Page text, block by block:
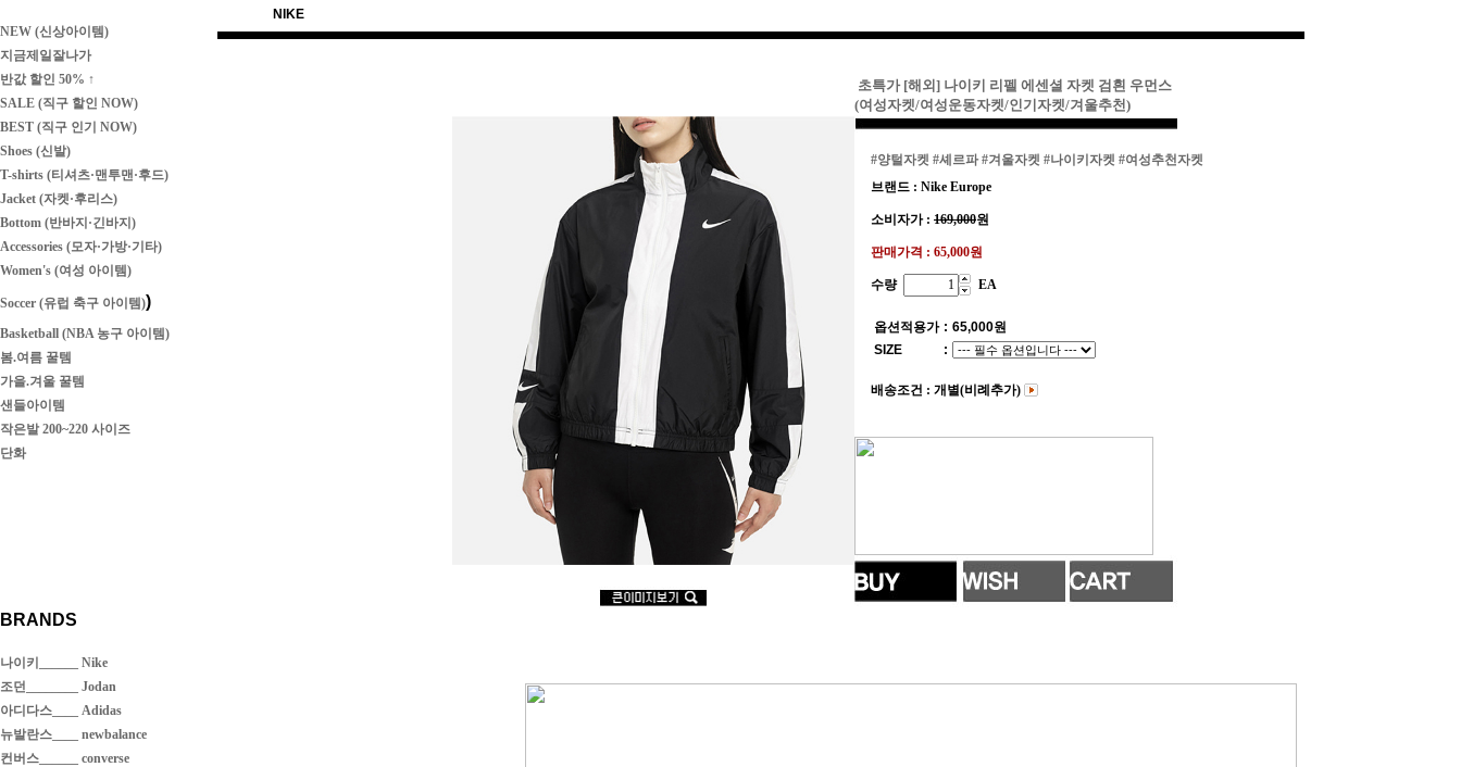
NEW (신상아이템)
지금제일잘나가
반값 할인 50% ↑
SALE (직구 할인 NOW)
BEST (직구 인기 NOW)
Shoes (신발)
T-shirts (티셔츠·맨투맨·후드)
Jacket (자켓·후리스)
Bottom (반바지·긴바지)
Accessories (모자·가방·기타)
Women's (여성 아이템)
Soccer (유럽 축구 아이템))
Basketball (NBA 농구 아이템)
봄.여름 꿀템
가을.겨울 꿀템
샌들아이템
작은발 200~220 사이즈
단화
BRANDS
나이키______ Nike
조던________ Jodan
아디다스____ Adidas
뉴발란스____ newbalance
컨버스______ converse
NIKE
초특가 [해외] 나이키 리펠 에센셜 자켓 검흰 우먼스
(여성자켓/여성운동자켓/인기자켓/겨울추천)
#양털자켓 #셰르파 #겨울자켓 #나이키자켓 #여성추천자켓
브랜드 : Nike Europe
소비자가 : 169,000원
판매가격 : 65,000원
수량 EA
옵션적용가 : 65,000원
SIZE
:
배송조건 : 개별(비례추가)